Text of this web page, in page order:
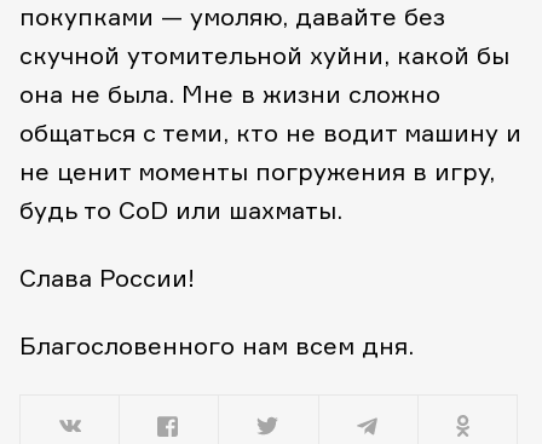
покупками — умоляю, давайте без
скучной утомительной хуйни, какой бы
она не была. Мне в жизни сложно
общаться с теми, кто не водит машину и
не ценит моменты погружения в игру,
будь то CoD или шахматы.
Слава России!
Благословенного нам всем дня.